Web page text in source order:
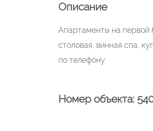
Описание
Апартаменты на первой
столовая, винная спа,
по телефону.
Номер объекта: